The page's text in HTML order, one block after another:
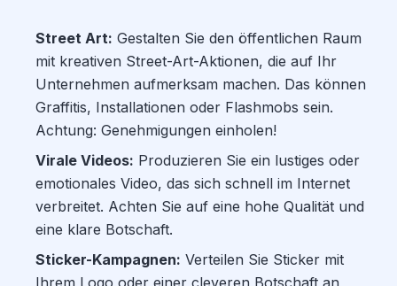
Street Art: Gestalten Sie den öffentlichen Raum
mit kreativen Street-Art-Aktionen, die auf Ihr
Unternehmen aufmerksam machen. Das können
Graffitis, Installationen oder Flashmobs sein.
Achtung: Genehmigungen einholen!
Virale Videos: Produzieren Sie ein lustiges oder
emotionales Video, das sich schnell im Internet
verbreitet. Achten Sie auf eine hohe Qualität und
eine klare Botschaft.
Sticker-Kampagnen: Verteilen Sie Sticker mit
Ihrem Logo oder einer cleveren Botschaft an